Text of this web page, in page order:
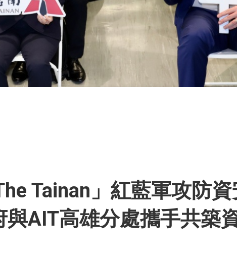
Tainan」紅藍軍攻防
與AIT高雄分處攜手共築